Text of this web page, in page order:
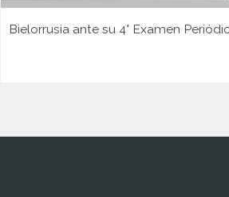
Bielorrusia ante su 4° Examen